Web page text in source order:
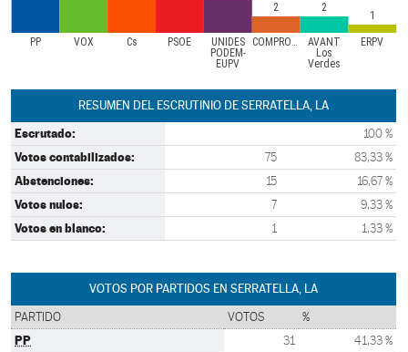
PP VOX Cs PSOE
UNIDES
PODEM-
EUPV
COMPROMíS
AVANT
Los
Verdes
ERPV
2
2
1
RESUMEN DEL ESCRUTINIO DE SERRATELLA, LA
Escrutado: 100 %
Votos contabilizados: 75 83,33 %
Abstenciones: 15 16,67 %
Votos nulos: 7 9,33 %
Votos en blanco: 1 1,33 %
VOTOS POR PARTIDOS EN SERRATELLA, LA
PARTIDO VOTOS %
PP 31 41,33 %